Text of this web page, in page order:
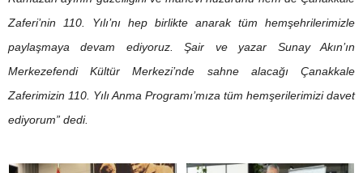
Zaferi’nin 110. Yılı’nı hep birlikte anarak tüm hemşehrilerimizle
paylaşmaya devam ediyoruz. Şair ve yazar Sunay Akın’ın
Merkezefendi Kültür Merkezi’nde sahne alacağı Çanakkale
Zaferimizin 110. Yılı Anma Programı’mıza tüm hemşerilerimizi davet
ediyorum” dedi.